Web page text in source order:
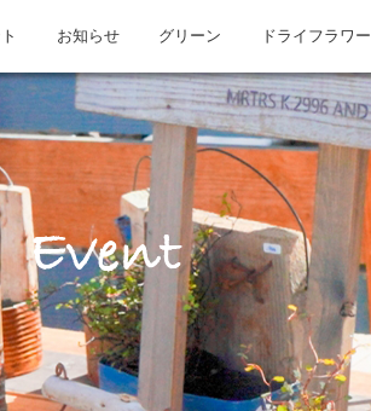
お知らせ グリーン ドライフラワー
Event